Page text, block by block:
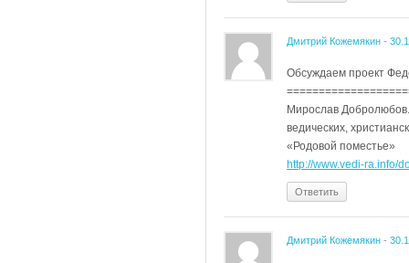
Дмитрий Кожемякин -
Обсуждаем проект
Мирослав
ведических,
«Родовой поместье»
http://www.vedi-ra.info/
Ответить
Дмитрий Кожемякин -